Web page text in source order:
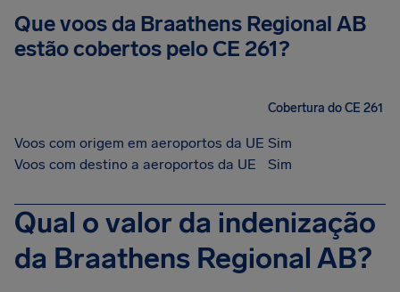
Que voos da Braathens Regional AB
estão cobertos pelo CE 261?
Cobertura do CE 261
Voos com origem em aeroportos da UE Sim
Voos com destino a aeroportos da UE
Sim
Qual o valor da indenização
da Braathens Regional AB?